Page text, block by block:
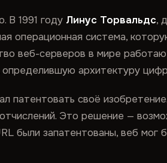
В 1991 году Линус Торвальдс,
операционная система,
веб-серверов в мире
архитектуру
патентовать своё
Это решение —
были запатентованы, веб мог